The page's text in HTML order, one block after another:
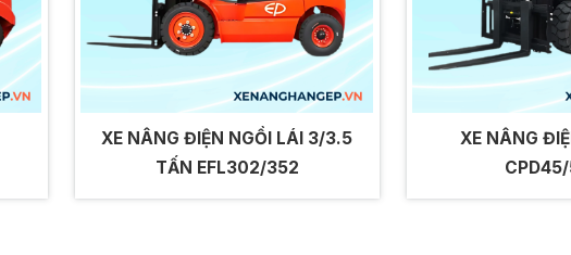
XE NÂNG ĐIỆN NGỒI LÁI 3/3.5
TẤN EFL302/352
XE NÂNG